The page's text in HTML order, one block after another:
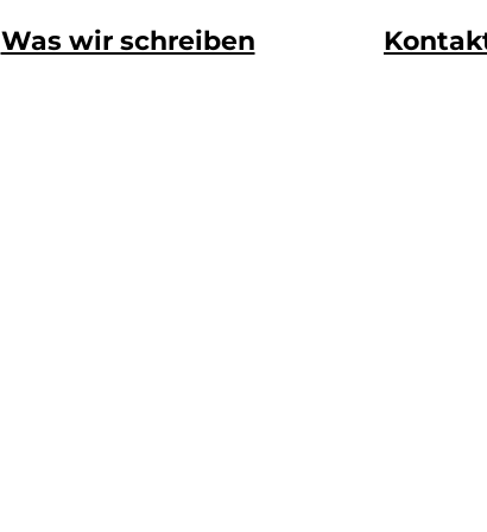
Was wir schreiben